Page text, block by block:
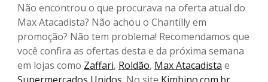
Não encontrou o que procurava na oferta atual do
Max Atacadista? Não achou o Chantilly em
promoção? Não tem problema! Recomendamos que
você confira as ofertas desta e da próxima semana
em lojas como Zaffari, Roldão, Max Atacadista e